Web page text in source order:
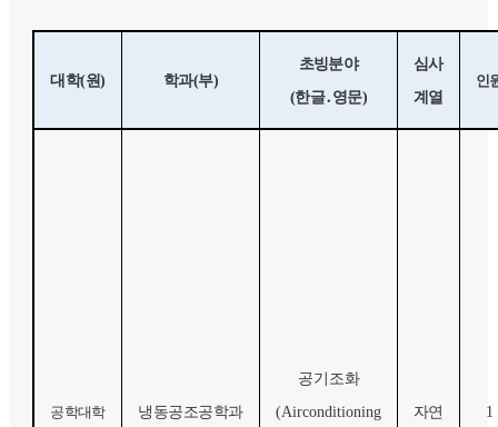
대학(원) 학과(부)
초빙분야
(한글․ 영문)
심사
계열
인
공학대학 냉동공조공학과
공기조화
(Airconditioning
자연 1